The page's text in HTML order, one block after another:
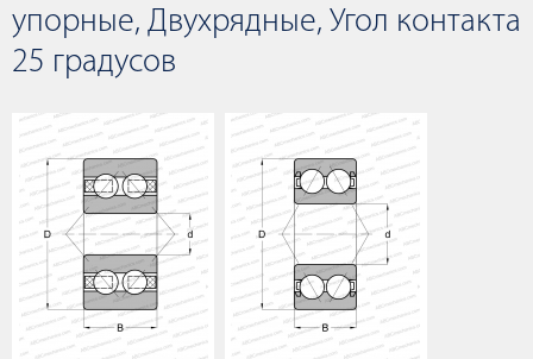
упорные, Двухрядные, Угол контакта
25 градусов